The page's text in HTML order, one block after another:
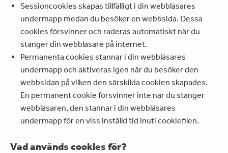
Sessioncookies skapas tillfälligt i din webbläsares
undermapp medan du besöker en webbsida. Dessa
cookies försvinner och raderas automatiskt när du
stänger din webbläsare på internet.
Permanenta cookies stannar i din webbläsares
undermapp och aktiveras igen när du besöker den
webbsidan på vilken den särskilda cookien skapades.
En permanent cookie försvinner inte när du stänger
webbläsaren, den stannar i din webbläsares
undermapp för en viss inställd tid inuti cookiefilen.
Vad används cookies för?